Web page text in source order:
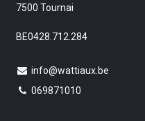
7500 Tournai
BE0428.712.284
info@wattiaux.be
069871010